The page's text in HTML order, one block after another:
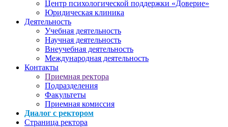
Центр психологической поддержки «Доверие»
Юридическая клиника
Деятельность
Учебная деятельность
Научная деятельность
Внеучебная деятельность
Международная деятельность
Контакты
Приемная ректора
Подразделения
Факультеты
Приемная комиссия
Диалог с ректором
Страница ректора